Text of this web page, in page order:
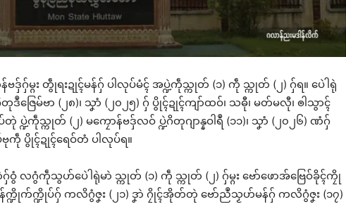
ဗဒှ်ဂှ်မ္ဂး တွဵုရးဍုၚ်မန်ဂှ် ပါလုပ်မံၚ် အပ္ဍဲကဵုသ္ကုတ် (၁) ကဵု သ္ကုတ် (၂) ဂှ်ရ။ ပေဲါရုဲ
ဒဳဇြေမ်ဗာ (၂၈)၊ သၞာံ (၂၀၂၅) ဂှ် ပွိုၚ်ဍုၚ်ကျာ်ထဝ်၊ သဓီု၊ မတ်မလီု၊ ၜါသွာၚ်
ပ္ဍဲကဵုသ္ကုတ် (၂) မကၠောန်ဗဒှ်လဝ် ပ္ဍဲဂိတုဂျာန္နဝါရဳ (၁၁)၊ သၞာံ (၂၀၂၆) ဏံဂှ်
ပ်ဗုကဵု ပွိုၚ်ဍုၚ်ရေဝ်တံ ပါလုပ်ရ။
ာဲဂှ်ဝွံ လဂွံကဵုသွဟ်ပေဲါရုဲမာဲ သ္ကုတ် (၁) ကဵု သ္ကုတ် (၂) ဂှ်မ္ဂး ဗော်ဖောအ်ဗြေဝ်ခိုၚ်ကၠို
န်က္ဍိုက်က္ဍိုပ်ဂှ် ကလိဂွံဇၞး (၂၁) ဒၞာဲ ဂၠိုၚ်အိုတ်တုဲ ဗော်ညဳသၟဟ်မန်ဂှ် ကလိဂွံဇၞး (၁၇)